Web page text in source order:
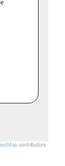
contributors